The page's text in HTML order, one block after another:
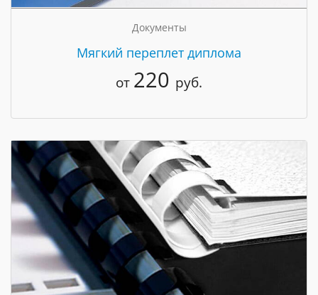
Документы
Мягкий переплет диплома
от 220 руб.